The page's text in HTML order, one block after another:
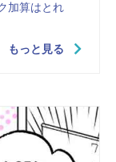
加算はとれ
もっと見る